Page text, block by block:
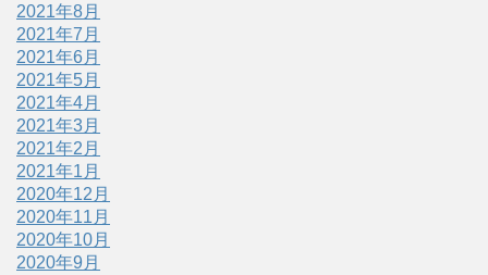
2021年8月
2021年7月
2021年6月
2021年5月
2021年4月
2021年3月
2021年2月
2021年1月
2020年12月
2020年11月
2020年10月
2020年9月